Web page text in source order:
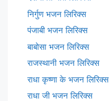
निर्गुण भजन लिरिक्स
पंजाबी भजन लिरिक्स
बाबोसा भजन लिरिक्स
राजस्थानी भजन लिरिक्स
राधा कृष्णा के भजन लिरिक्स
राधा जी भजन लिरिक्स